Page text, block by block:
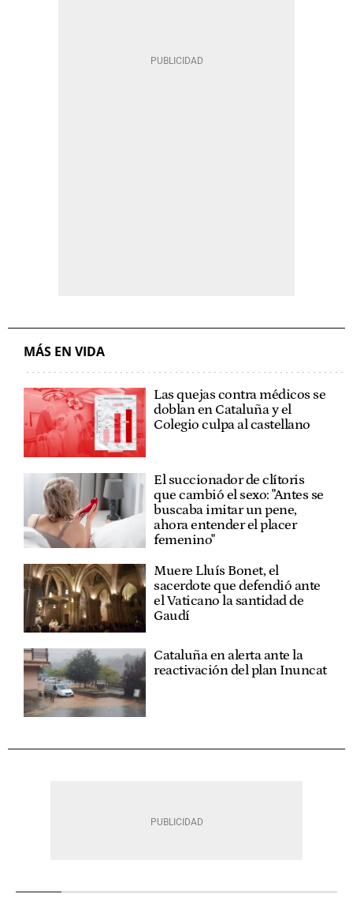
MÁS EN VIDA
Las quejas contra médicos se
doblan en Cataluña y el
Colegio culpa al castellano
El succionador de clítoris
que cambió el sexo: "Antes se
buscaba imitar un pene,
ahora entender el placer
femenino"
Muere Lluís Bonet, el
sacerdote que defendió ante
el Vaticano la santidad de
Gaudí
Cataluña en alerta ante la
reactivación del plan Inuncat